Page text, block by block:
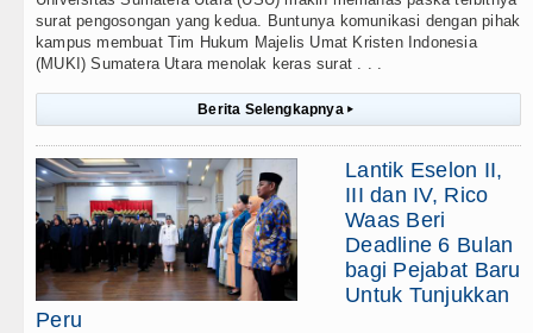
surat pengosongan yang kedua. Buntunya komunikasi dengan pihak
kampus membuat Tim Hukum Majelis Umat Kristen Indonesia
(MUKI) Sumatera Utara menolak keras surat . . .
Berita Selengkapnya ▸
Lantik Eselon II,
III dan IV, Rico
Waas Beri
Deadline 6 Bulan
bagi Pejabat Baru
Untuk Tunjukkan
Peru